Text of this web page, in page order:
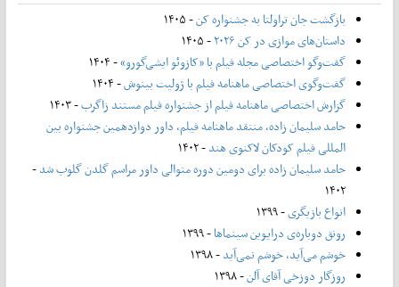
بازگشت جان تراولتا به جشنواره کن- ۱۴۰۵
داستان‌های موازی در کن ۲۰۲۶
- ۱۴۰۵
گفت‌وگو اختصاصی مجله فیلم با «کازوئو ایشی‌گورو»- ۱۴۰۴
گفت‌وگوی اختصاصی ماهنامه فیلم با ژولیت بینوش- ۱۴۰۴
گزارش اختصاصی ماهنامه فیلم از جشنواره فیلم مستند زاگرب- ۱۴۰۳
حامد سلیمان زاده، منتقد ماهنامه فیلم، داور دوازدهمین جشنواره بین
المللی فیلم کودکان لاکنوی هند- ۱۴۰۲
حامد سلیمان زاده برای دومین دوره متوالی داور مراسم گلدن گلوب شد-
۱۴۰۲
انواع بازیگری- ۱۳۹۹
رونق دوباره‌ی درایوین سینماها- ۱۳۹۹
خوشم می‌آید، خوشم نمی‌آید- ۱۳۹۸
روزگار دوزخی آقای آلن- ۱۳۹۸